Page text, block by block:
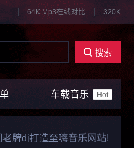
64K Mp3在线对比 320K
搜索
车载音乐 Hot
牌dj打造至嗨音乐网站!